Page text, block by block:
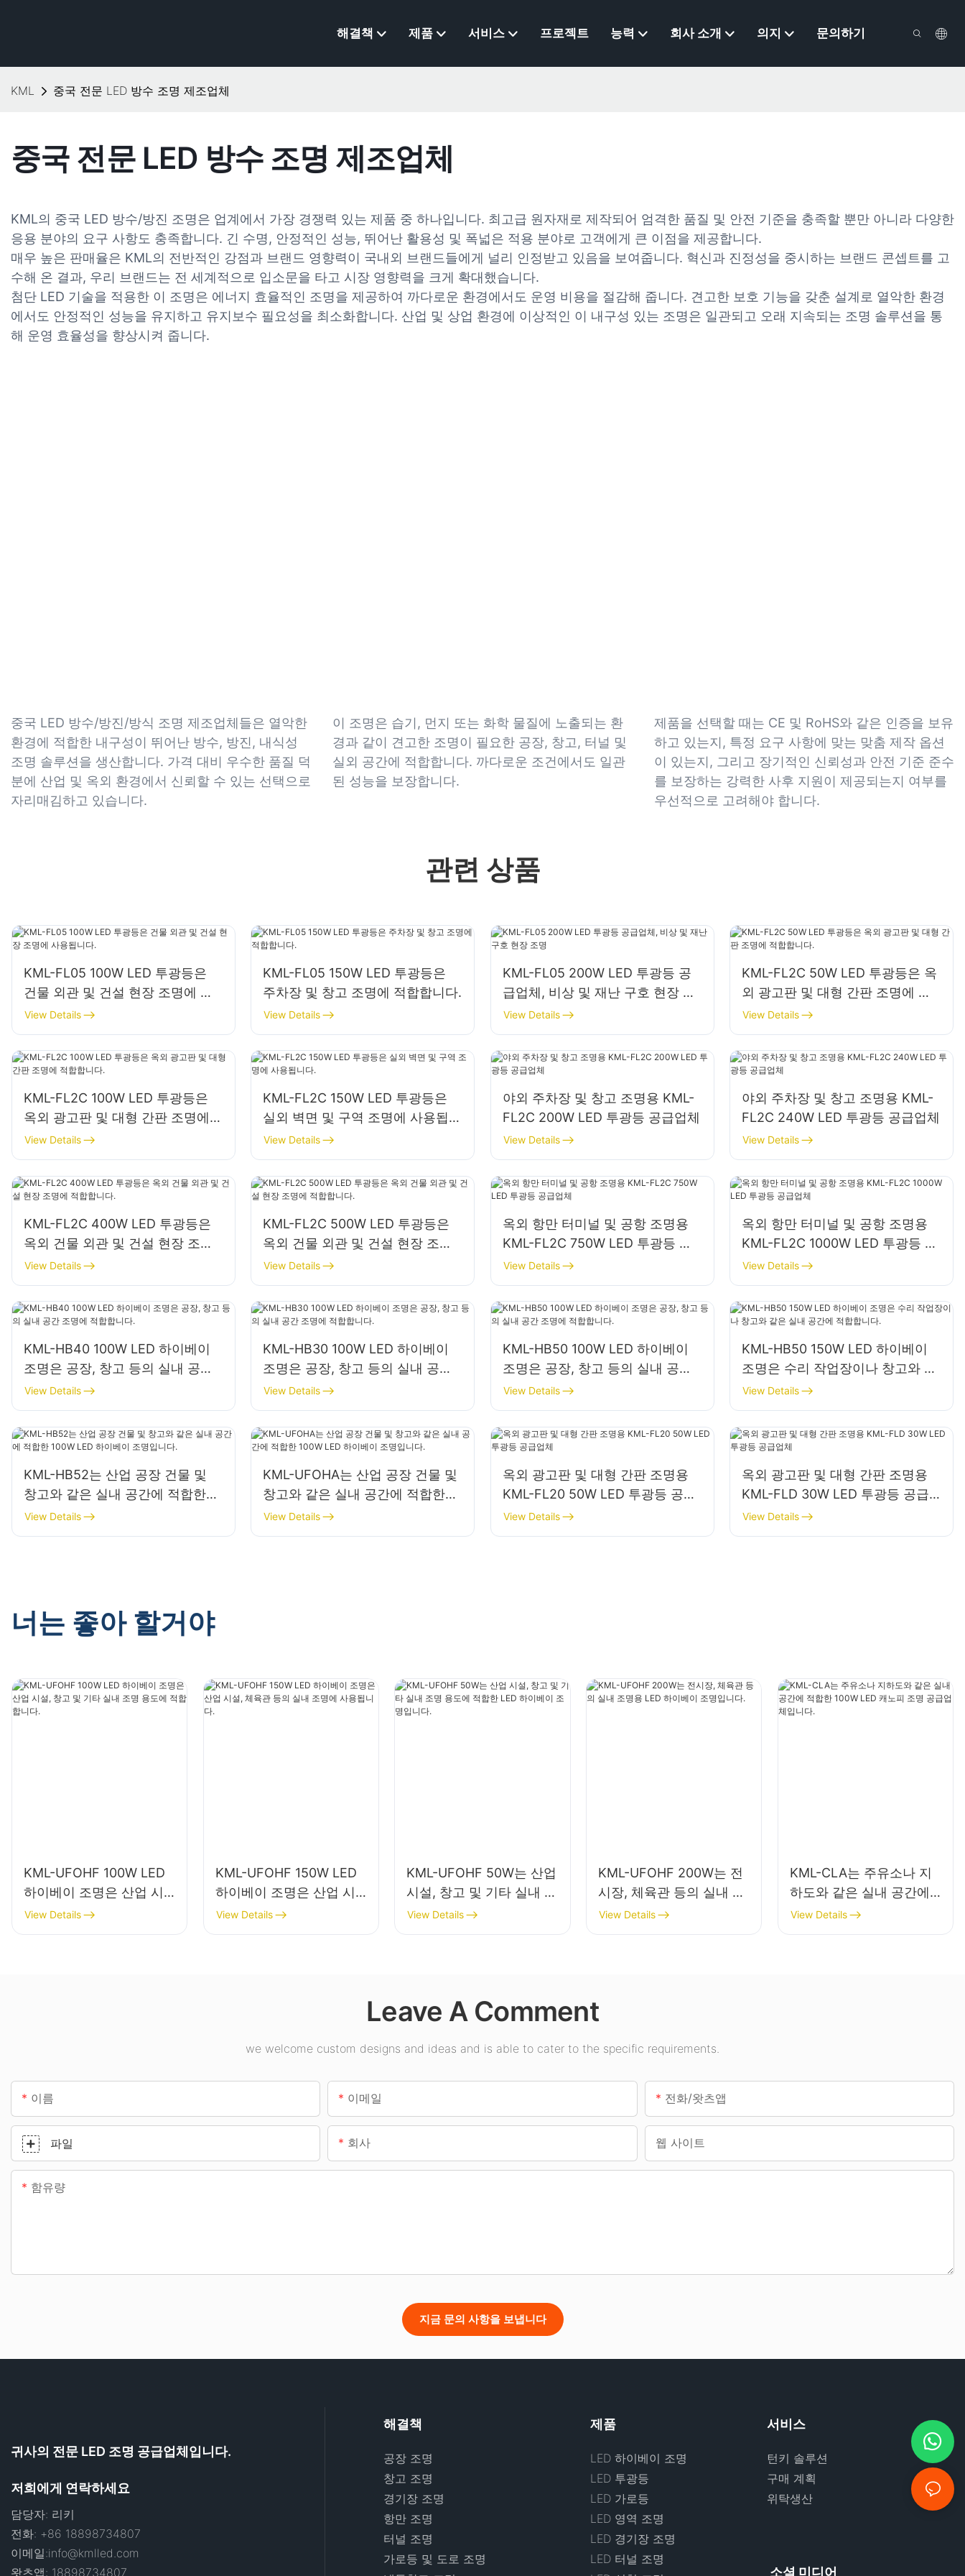
해결책 제품 서비스 프로젝트 능력 회사 소개 의지 문의하기
KML 중국 전문 LED 방수 조명 제조업체
중국 전문 LED 방수 조명 제조업체
KML의 중국 LED 방수/방진 조명은 업계에서 가장 경쟁력 있는 제품 중 하나입니다. 최고급 원자재로 제작되어 엄격한 품질 및 안전 기준을 충족할 뿐만 아니라 다양한
응용 분야의 요구 사항도 충족합니다. 긴 수명, 안정적인 성능, 뛰어난 활용성 및 폭넓은 적용 분야로 고객에게 큰 이점을 제공합니다.
매우 높은 판매율은 KML의 전반적인 강점과 브랜드 영향력이 국내외 브랜드들에게 널리 인정받고 있음을 보여줍니다. 혁신과 진정성을 중시하는 브랜드 콘셉트를 고
수해 온 결과, 우리 브랜드는 전 세계적으로 입소문을 타고 시장 영향력을 크게 확대했습니다.
첨단 LED 기술을 적용한 이 조명은 에너지 효율적인 조명을 제공하여 까다로운 환경에서도 운영 비용을 절감해 줍니다. 견고한 보호 기능을 갖춘 설계로 열악한 환경
에서도 안정적인 성능을 유지하고 유지보수 필요성을 최소화합니다. 산업 및 상업 환경에 이상적인 이 내구성 있는 조명은 일관되고 오래 지속되는 조명 솔루션을 통
해 운영 효율성을 향상시켜 줍니다.
중국 LED 방수/방진/방식 조명 제조업체들은 열악한
환경에 적합한 내구성이 뛰어난 방수, 방진, 내식성
조명 솔루션을 생산합니다. 가격 대비 우수한 품질 덕
분에 산업 및 옥외 환경에서 신뢰할 수 있는 선택으로
자리매김하고 있습니다.
이 조명은 습기, 먼지 또는 화학 물질에 노출되는 환
경과 같이 견고한 조명이 필요한 공장, 창고, 터널 및
실외 공간에 적합합니다. 까다로운 조건에서도 일관
된 성능을 보장합니다.
제품을 선택할 때는 CE 및 RoHS와 같은 인증을 보유
하고 있는지, 특정 요구 사항에 맞는 맞춤 제작 옵션
이 있는지, 그리고 장기적인 신뢰성과 안전 기준 준수
를 보장하는 강력한 사후 지원이 제공되는지 여부를
우선적으로 고려해야 합니다.
관련 상품
KML-FL05 100W LED 투광등은
건물 외관 및 건설 현장 조명에 사
용됩니다.
View Details
KML-FL05 150W LED 투광등은
주차장 및 창고 조명에 적합합니다.
View Details
KML-FL05 200W LED 투광등 공
급업체, 비상 및 재난 구호 현장 조
명
View Details
KML-FL2C 50W LED 투광등은 옥
외 광고판 및 대형 간판 조명에 적
합합니다.
View Details
KML-FL2C 100W LED 투광등은
옥외 광고판 및 대형 간판 조명에
적합합니다.
View Details
KML-FL2C 150W LED 투광등은
실외 벽면 및 구역 조명에 사용됩니
다.
View Details
야외 주차장 및 창고 조명용 KML-
FL2C 200W LED 투광등 공급업체
View Details
야외 주차장 및 창고 조명용 KML-
FL2C 240W LED 투광등 공급업체
View Details
KML-FL2C 400W LED 투광등은
옥외 건물 외관 및 건설 현장 조명
에 적합합니다.
View Details
KML-FL2C 500W LED 투광등은
옥외 건물 외관 및 건설 현장 조명
에 적합합니다.
View Details
옥외 항만 터미널 및 공항 조명용
KML-FL2C 750W LED 투광등 공
급업체
View Details
옥외 항만 터미널 및 공항 조명용
KML-FL2C 1000W LED 투광등 공
급업체
View Details
KML-HB40 100W LED 하이베이
조명은 공장, 창고 등의 실내 공간
조명에 적합합니다.
View Details
KML-HB30 100W LED 하이베이
조명은 공장, 창고 등의 실내 공간
조명에 적합합니다.
View Details
KML-HB50 100W LED 하이베이
조명은 공장, 창고 등의 실내 공간
조명에 적합합니다.
View Details
KML-HB50 150W LED 하이베이
조명은 수리 작업장이나 창고와 같
은 실내 공간에 적합합니다.
View Details
KML-HB52는 산업 공장 건물 및
창고와 같은 실내 공간에 적합한
100W LED 하이베이 조명입니다.
View Details
KML-UFOHA는 산업 공장 건물 및
창고와 같은 실내 공간에 적합한
100W LED 하이베이 조명입니다.
View Details
옥외 광고판 및 대형 간판 조명용
KML-FL20 50W LED 투광등 공급
업체
View Details
옥외 광고판 및 대형 간판 조명용
KML-FLD 30W LED 투광등 공급
업체
View Details
너는 좋아 할거야
KML-UFOHF 100W LED
하이베이 조명은 산업 시
설, 창고 및 기타 실내 조명
용도에 적합합니다.
View Details
KML-UFOHF 150W LED
하이베이 조명은 산업 시
설, 체육관 등의 실내 조명
에 사용됩니다.
View Details
KML-UFOHF 50W는 산업
시설, 창고 및 기타 실내 조
명 용도에 적합한 LED 하
이베이 조명입니다.
View Details
KML-UFOHF 200W는 전
시장, 체육관 등의 실내 조
명용 LED 하이베이 조명입
니다.
View Details
KML-CLA는 주유소나 지
하도와 같은 실내 공간에
적합한 100W LED 캐노피
조명 공급업체입니다.
View Details
Leave A Comment
we welcome custom designs and ideas and is able to cater to the specific requirements.
이름 이메일 전화/왓츠앱
파일 회사 웹 사이트
함유량
지금 문의 사항을 보냅니다
귀사의 전문 LED 조명 공급업체입니다.
저희에게 연락하세요
담당자: 리키
전화: +86 18898734807
이메일:info@kmlled.com
왓츠앱: 18898734807
해결책
공장 조명
창고 조명
경기장 조명
항만 조명
터널 조명
가로등 및 도로 조명
제품
LED 하이베이 조명
LED 투광등
LED 가로등
LED 영역 조명
LED 경기장 조명
LED 터널 조명
서비스
턴키 솔루션
구매 계획
위탁생산
소셜 미디어